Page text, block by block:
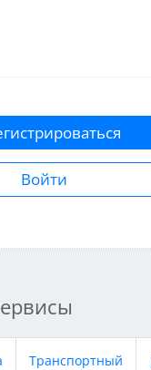
Войти
Транспортный